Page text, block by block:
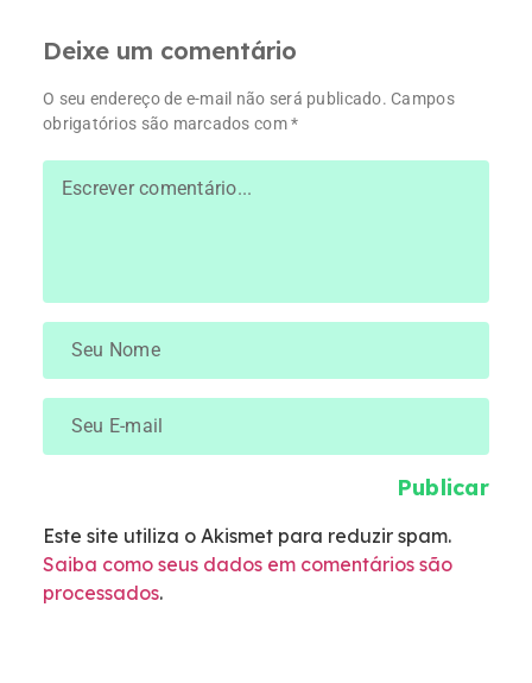
Deixe um comentário
O seu endereço de e-mail não será publicado. Campos
obrigatórios são marcados com*
Este site utiliza o Akismet para reduzir spam.
Saiba como seus dados em comentários são
processados.